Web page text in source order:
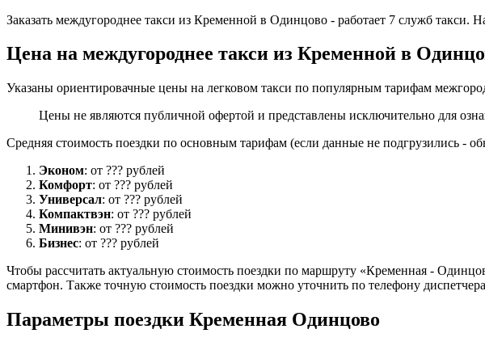
Заказать междугороднее такси из Кременной в Одинцово - работает 7 служб
Цена на междугороднее такси из Кременной в
Указаны ориентировачные цены на легковом такси по популярным тарифам
Цены не являются публичной офертой и представлены исключительно для
Средняя стоимость поездки по основным тарифам (если данные не подгрузились -
Эконом: от ??? рублей
Комфорт: от ??? рублей
Универсал: от ??? рублей
Компактвэн: от ??? рублей
Минивэн: от ??? рублей
Бизнес: от ??? рублей
Чтобы рассчитать актуальную стоимость поездки по маршруту «Кременная -
смартфон. Также точную стоимость поездки можно уточнить по телефону
Параметры поездки Кременная Одинцово